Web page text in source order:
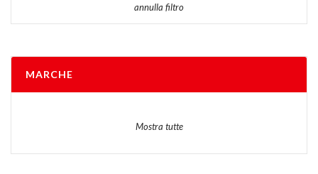
annulla filtro
MARCHE
Mostra tutte